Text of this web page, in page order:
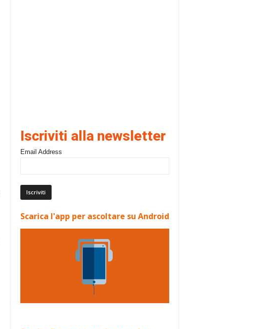
Iscriviti alla newsletter
Email Address
Scarica l'app per ascoltare su Android